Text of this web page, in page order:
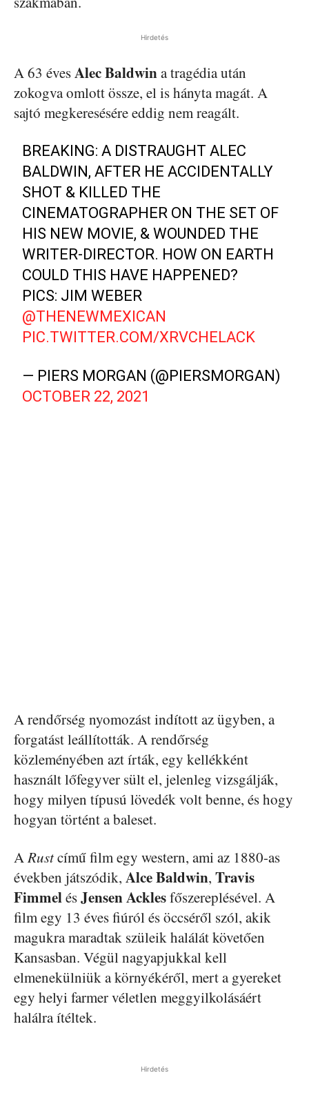
Hirdetés
A 63 évesAlec Baldwina tragédia után
zokogva omlott össze, el is hányta magát. A
sajtó megkeresésére eddig nem reagált.
BREAKING: A DISTRAUGHT ALEC
BALDWIN, AFTER HE ACCIDENTALLY
SHOT & KILLED THE
CINEMATOGRAPHER ON THE SET OF
HIS NEW MOVIE, & WOUNDED THE
WRITER-DIRECTOR. HOW ON EARTH
COULD THIS HAVE HAPPENED?
PICS: JIM WEBER
@THENEWMEXICAN
PIC.TWITTER.COM/XRVCHELACK
— PIERS MORGAN (@PIERSMORGAN)
OCTOBER 22, 2021
A rendőrség nyomozást indított az ügyben, a
forgatást leállították. A rendőrség
közleményében azt írták, egy kellékként
használt lőfegyver sült el, jelenleg vizsgálják,
hogy milyen típusú lövedék volt benne, és hogy
hogyan történt a baleset.
ARustcímű film egy western, ami az 1880-as
években játszódik, Alce Baldwin, Travis
FimmelésJensen Acklesfőszereplésével. A
film egy 13 éves fiúról és öccséről szól, akik
magukra maradtak szüleik halálát követően
Kansasban. Végül nagyapjukkal kell
elmenekülniük a környékéről, mert a gyereket
egy helyi farmer véletlen meggyilkolásáért
halálra ítéltek.
Hirdetés